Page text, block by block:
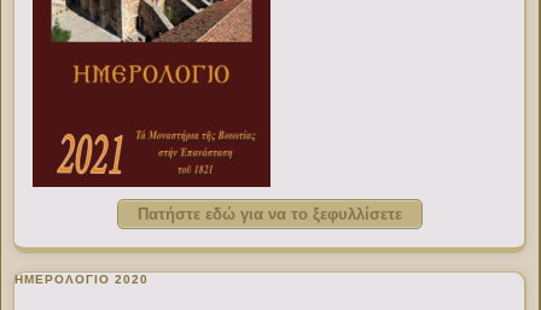
Πατήστε εδώ για να το ξεφυλλίσετε
ΗΜΕΡΟΛΟΓΙΟ 2020